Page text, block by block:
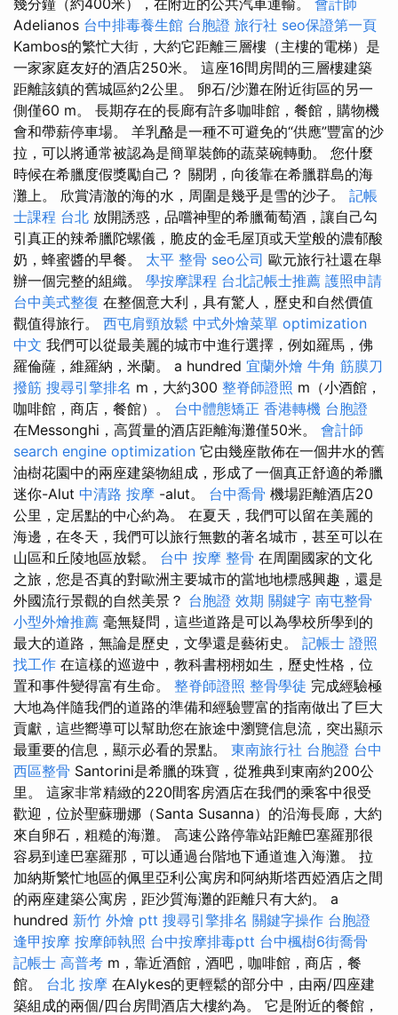
幾分鐘（約400米），在附近的公共汽車運輸。 會計師
Adelianos 台中排毒養生館 台胞證 旅行社 seo保證第一頁
Kambos的繁忙大街，大約它距離三層樓（主樓的電梯）是
一家家庭友好的酒店250米。 這座16間房間的三層樓建築
距離該鎮的舊城區約2公里。 卵石/沙灘在附近街區的另一
側僅60 m。 長期存在的長廊有許多咖啡館，餐館，購物機
會和帶薪停車場。 羊乳酪是一種不可避免的“供應”豐富的沙
拉，可以將通常被認為是簡單裝飾的蔬菜碗轉動。 您什麼
時候在希臘度假獎勵自己？ 關閉，向後靠在希臘群島的海
灘上。 欣賞清澈的海的水，周圍是幾乎是雪的沙子。 記帳
士課程 台北 放開誘惑，品嚐神聖的希臘葡萄酒，讓自己勾
引真正的辣希臘陀螺儀，脆皮的金毛屋頂或天堂般的濃郁酸
奶，蜂蜜醬的早餐。 太平 整骨 seo公司 歐元旅行社還在舉
辦一個完整的組織。 學按摩課程 台北記帳士推薦 護照申請
台中美式整復 在整個意大利，具有驚人，歷史和自然價值
觀值得旅行。 西屯肩頸放鬆 中式外燴菜單 optimization
中文 我們可以從最美麗的城市中進行選擇，例如羅馬，佛
羅倫薩，維羅納，米蘭。 a hundred 宜蘭外燴 牛角 筋膜刀
撥筋 搜尋引擎排名 m，大約300 整脊師證照 m（小酒館，
咖啡館，商店，餐館）。 台中體態矯正 香港轉機 台胞證
在Messonghi，高質量的酒店距離海灘僅50米。 會計師
search engine optimization 它由幾座散佈在一個井水的舊
油樹花園中的兩座建築物組成，形成了一個真正舒適的希臘
迷你-Alut 中清路 按摩 -alut。 台中喬骨 機場距離酒店20
公里，定居點的中心約為。 在夏天，我們可以留在美麗的
海邊，在冬天，我們可以旅行無數的著名城市，甚至可以在
山區和丘陵地區放鬆。 台中 按摩 整骨 在周圍國家的文化
之旅，您是否真的對歐洲主要城市的當地地標感興趣，還是
外國流行景觀的自然美景？ 台胞證 效期 關鍵字 南屯整骨
小型外燴推薦 毫無疑問，這些道路是可以為學校所學到的
最大的道路，無論是歷史，文學還是藝術史。 記帳士 證照
找工作 在這樣的巡遊中，教科書栩栩如生，歷史性格，位
置和事件變得富有生命。 整脊師證照 整骨學徒 完成經驗極
大地為伴隨我們的道路的準備和經驗豐富的指南做出了巨大
貢獻，這些嚮導可以幫助您在旅途中瀏覽信息流，突出顯示
最重要的信息，顯示必看的景點。 東南旅行社 台胞證 台中
西區整骨 Santorini是希臘的珠寶，從雅典到東南約200公
里。 這家非常精緻的220間客房酒店在我們的乘客中很受
歡迎，位於聖蘇珊娜（Santa Susanna）的沿海長廊，大約
來自卵石，粗糙的海灘。 高速公路停靠站距離巴塞羅那很
容易到達巴塞羅那，可以通過台階地下通道進入海灘。 拉
加納斯繁忙地區的佩里亞利公寓房和阿納斯塔西婭酒店之間
的兩座建築公寓房，距沙質海灘的距離只有大約。 a
hundred 新竹 外燴 ptt 搜尋引擎排名 關鍵字操作 台胞證
逢甲按摩 按摩師執照 台中按摩排毒ptt 台中楓樹6街喬骨
記帳士 高普考 m，靠近酒館，酒吧，咖啡館，商店，餐
館。 台北 按摩 在Alykes的更輕鬆的部分中，由兩/四座建
築組成的兩個/四台房間酒店大樓約為。 它是附近的餐館，